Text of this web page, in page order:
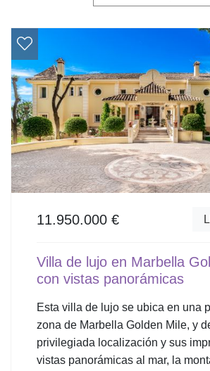
11.950.000 €
Villa de lujo en Marbella
con vistas panorámicas
Esta villa de lujo se ubica en una
zona de Marbella Golden Mile, y
privilegiada localización y sus
vistas panorámicas al mar, la